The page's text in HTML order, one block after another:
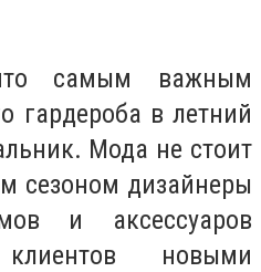
самым важным
гардероба в летний
Мода не стоит
сезоном дизайнеры
и аксессуаров
новыми